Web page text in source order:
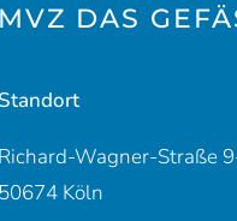
MVZ DAS
Standort
Richard-Wagner-Straße
50674 Köln